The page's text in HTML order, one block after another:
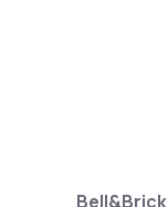
Bell&Brick